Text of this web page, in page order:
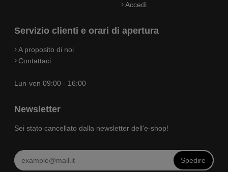
Accedi
Servizio clienti e orari di apertura
A proposito di noi
Contattaci
Lun-ven 09:00 - 16:00
Newsletter
Sei stato cancellato dalla newsletter dell'e-shop!
Spedire